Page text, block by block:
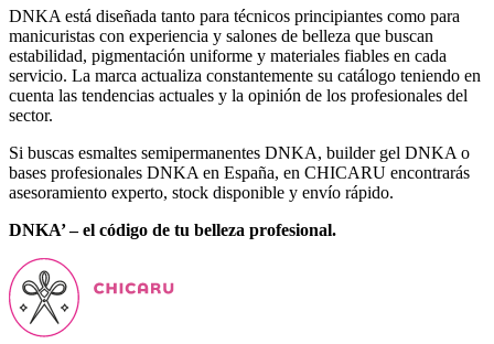
DNKA está diseñada tanto para técnicos principiantes como para
manicuristas con experiencia y salones de belleza que buscan
estabilidad, pigmentación uniforme y materiales fiables en cada
servicio. La marca actualiza constantemente su catálogo teniendo en
cuenta las tendencias actuales y la opinión de los profesionales del
sector.
Si buscas esmaltes semipermanentes DNKA, builder gel DNKA o
bases profesionales DNKA en España, en CHICARU encontrarás
asesoramiento experto, stock disponible y envío rápido.
DNKA’ – el código de tu belleza profesional.